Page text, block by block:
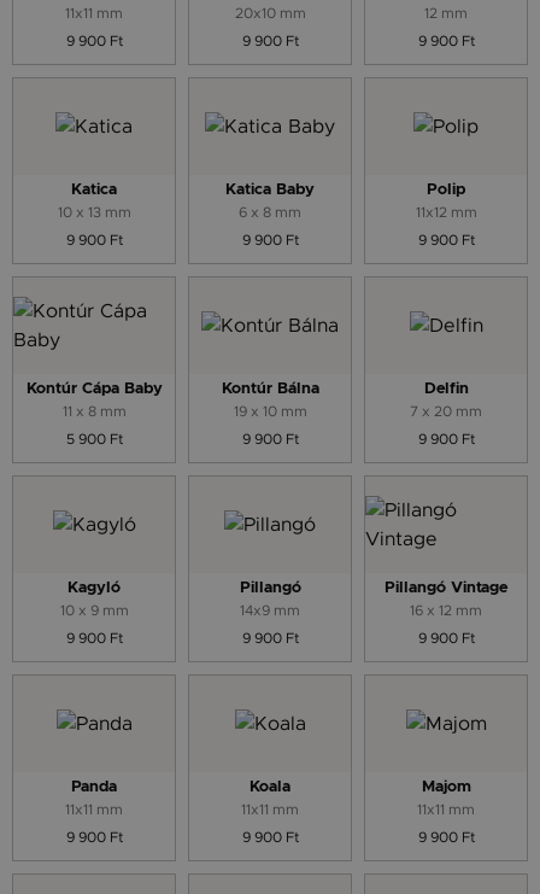
11x11 mm
9 900 Ft
20x10 mm
9 900 Ft
12 mm
9 900 Ft
Katica
10 x 13 mm
9 900 Ft
Katica Baby
6 x 8 mm
9 900 Ft
Polip
11x12 mm
9 900 Ft
Kontúr Cápa Baby
11 x 8 mm
5 900 Ft
Kontúr Bálna
19 x 10 mm
9 900 Ft
Delfin
7 x 20 mm
9 900 Ft
Kagyló
10 x 9 mm
9 900 Ft
Pillangó
14x9 mm
9 900 Ft
Pillangó Vintage
16 x 12 mm
9 900 Ft
Panda
11x11 mm
9 900 Ft
Koala
11x11 mm
9 900 Ft
Majom
11x11 mm
9 900 Ft